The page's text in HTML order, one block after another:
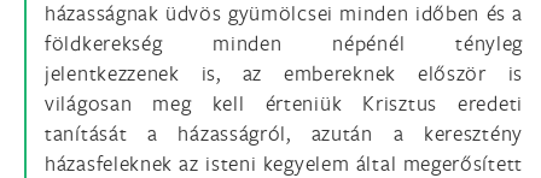
házasságnak üdvös gyümölcsei minden időben és a
földkerekség minden népénél tényleg
jelentkezzenek is, az embereknek először is
világosan meg kell érteniük Krisztus eredeti
tanítását a házasságról, azután a keresztény
házasfeleknek az isteni kegyelem által megerősített